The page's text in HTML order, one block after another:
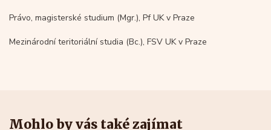
Právo, magisterské studium (Mgr.), Pf UK v Praze
Mezinárodní teritoriální studia (Bc.), FSV UK v Praze
Mohlo by vás také zajímat